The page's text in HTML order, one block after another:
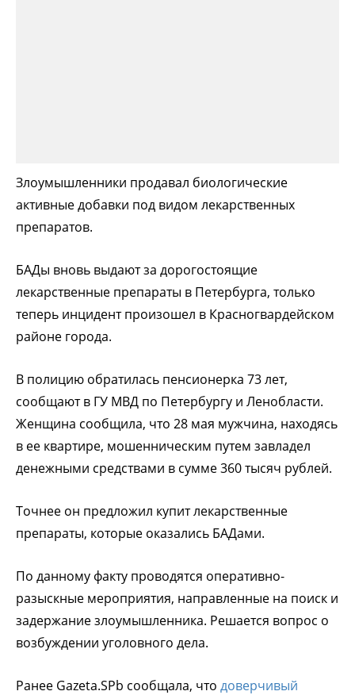
Злоумышленники продавал биологические
активные добавки под видом лекарственных
препаратов.
БАДы вновь выдают за дорогостоящие
лекарственные препараты в Петербурга, только
теперь инцидент произошел в Красногвардейском
районе города.
В полицию обратилась пенсионерка 73 лет,
сообщают в ГУ МВД по Петербургу и Ленобласти.
Женщина сообщила, что 28 мая мужчина, находясь
в ее квартире, мошенническим путем завладел
денежными средствами в сумме 360 тысяч рублей.
Точнее он предложил купит лекарственные
препараты, которые оказались БАДами.
По данному факту проводятся оперативно-
разыскные мероприятия, направленные на поиск и
задержание злоумышленника. Решается вопрос о
возбуждении уголовного дела.
Ранее Gazeta.SPb сообщала, что доверчивый